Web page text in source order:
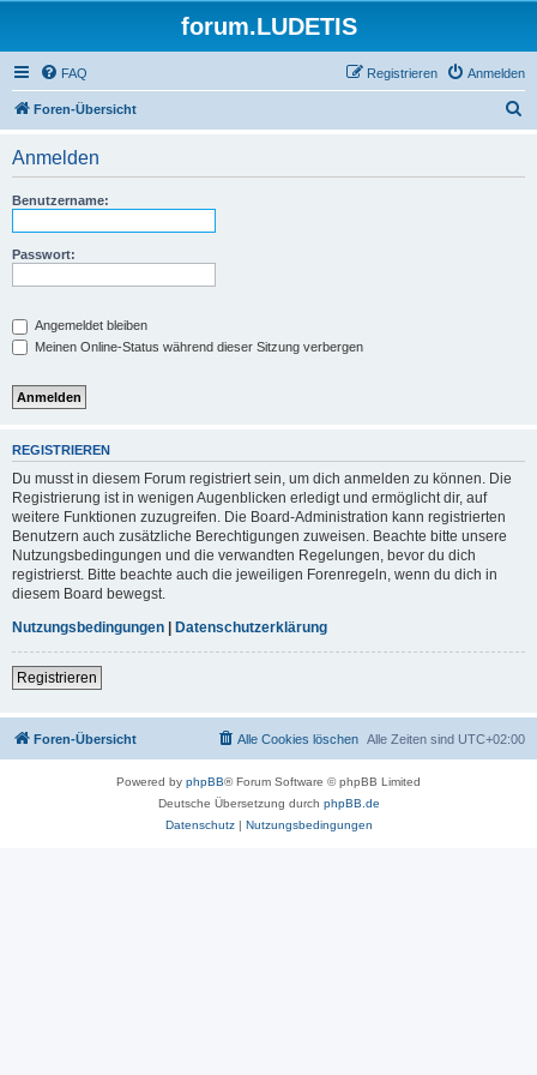
forum.LUDETIS
FAQ Anmelden
Registrieren
Foren-Übersicht
Anmelden
Benutzername:
Passwort:
Angemeldet bleiben
Meinen Online-Status während dieser Sitzung verbergen
REGISTRIEREN
Du musst in diesem Forum registriert sein, um dich anmelden zu können. Die
Registrierung ist in wenigen Augenblicken erledigt und ermöglicht dir, auf
weitere Funktionen zuzugreifen. Die Board-Administration kann registrierten
Benutzern auch zusätzliche Berechtigungen zuweisen. Beachte bitte unsere
Nutzungsbedingungen und die verwandten Regelungen, bevor du dich
registrierst. Bitte beachte auch die jeweiligen Forenregeln, wenn du dich in
diesem Board bewegst.
Nutzungsbedingungen | Datenschutzerklärung
Registrieren
Foren-Übersicht Alle Zeiten sind UTC+02:00
Alle Cookies löschen
Powered by phpBB® Forum Software © phpBB Limited
Deutsche Übersetzung durch phpBB.de
Datenschutz| Nutzungsbedingungen